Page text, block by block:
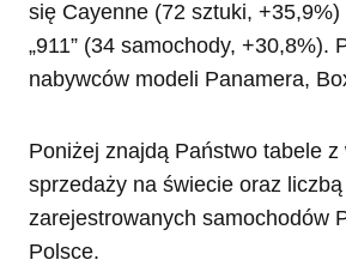
się Cayenne (72 sztuki,
„911” (34 samochody, +30,8%).
nabywców modeli Panamera,
Poniżej znajdą Państwo tabele z
sprzedaży na świecie oraz liczbą
zarejestrowanych samochodów
Polsce.